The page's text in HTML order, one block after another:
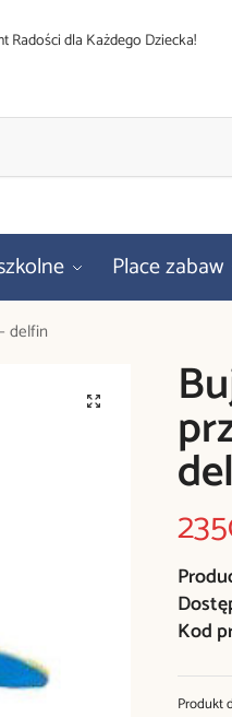
Radości dla Każdego Dziecka!
Place zabaw
delfin
Kod
Produkt